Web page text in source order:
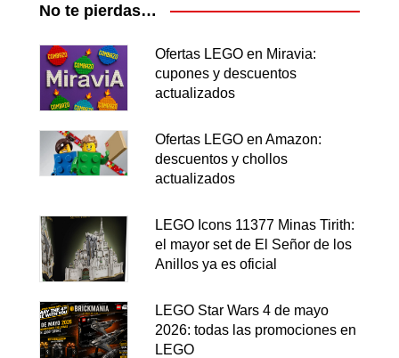
No te pierdas…
Ofertas LEGO en Miravia:
cupones y descuentos
actualizados
Ofertas LEGO en Amazon:
descuentos y chollos
actualizados
LEGO Icons 11377 Minas Tirith:
el mayor set de El Señor de los
Anillos ya es oficial
LEGO Star Wars 4 de mayo
2026: todas las promociones en
LEGO